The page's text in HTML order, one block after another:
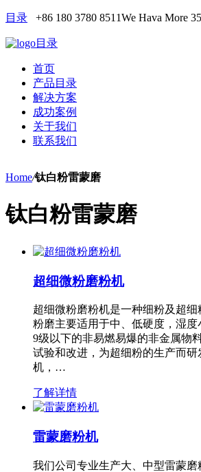
目录 +86 180 3780 8511We Hava More
目录
首页
产品目录
解决方案
成功案例
关于我们
联系我们
Home/钛白粉雷蒙磨
钛白粉雷蒙磨
超细微粉磨粉机
超细微粉磨粉机是一种细粉及超
粉磨主要适用于中、低硬度，湿度
9级以下的非易燃易爆的非金属物
试验和改进，为超细粉的生产而
机，…
了解详情
雷蒙磨粉机
我们公司专业生产大、中型雷蒙磨